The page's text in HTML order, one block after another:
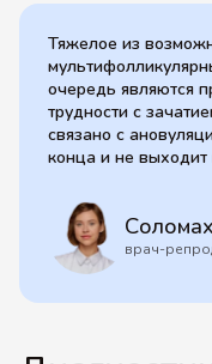
Тяжелое из
очередь являются
трудности с
связано с
конца и не выходит
врач-